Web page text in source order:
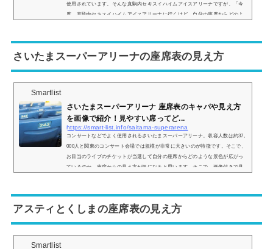
使用されています。そんな真駒内セキスイハイムアイスアリーナですが、「今
度、真駒内セキスイハイムアイスアリーナに行くけど、自分の座席からどのよ
内セキ...
さいたまスーパーアリーナの座席表の見え方
Smartlist
さいたまスーパーアリーナ 座席表のキャパや見え方
を画像で紹介！見やすい席ってど...
https://smart-list.info/saitama-superarena
コンサートなどでよく使用されるさいたまスーパーアリーナ。収容人数は約37,
000人と関東のコンサート会場では規模が非常に大きいのが特徴です。そこで、
お目当のライブのチケットが当選して自分の座席からどのような景色が広がっ
ているのか、座席からの見え方が気になると思います。そこで、画像付きで見
（1階席） 200レベル（1階席） 300レベル（2階席） 400レベル（2階席） 500...
アスティとくしまの座席表の見え方
Smartlist